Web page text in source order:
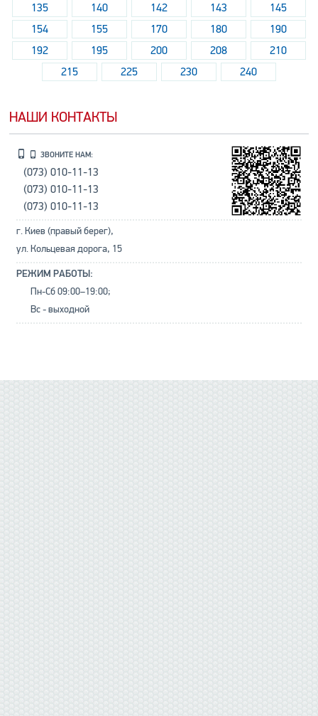
135
140 142 143
145
154
155 170 180
190
192
195 200 208
210
215
225 230 240
НАШИ КОНТАКТЫ
ЗВОНИТЕ НАМ:
(073) 010-11-13
(073) 010-11-13
(073) 010-11-13
г. Киев (правый берег),
ул. Кольцевая дорога, 15
РЕЖИМ РАБОТЫ:
Пн-Сб 09:00–19:00;
Вс - выходной